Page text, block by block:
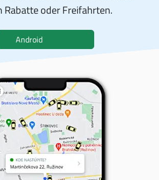
Rabatte oder Freifahrten.
Android